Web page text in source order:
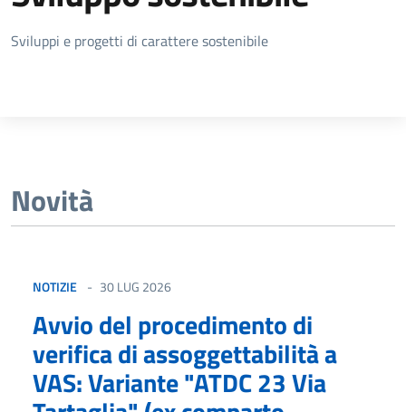
Dettagli della notizia
Sviluppi e progetti di carattere sostenibile
Novità
NOTIZIE 30 LUG 2026
Avvio del procedimento di
verifica di assoggettabilità a
VAS: Variante "ATDC 23 Via